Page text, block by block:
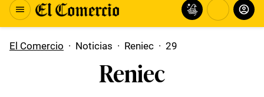
El Comercio · Noticias · Reniec · 29
Reniec